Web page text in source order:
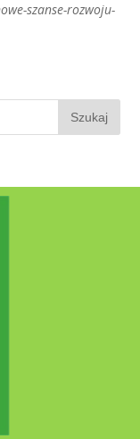
szanse-rozwoju-